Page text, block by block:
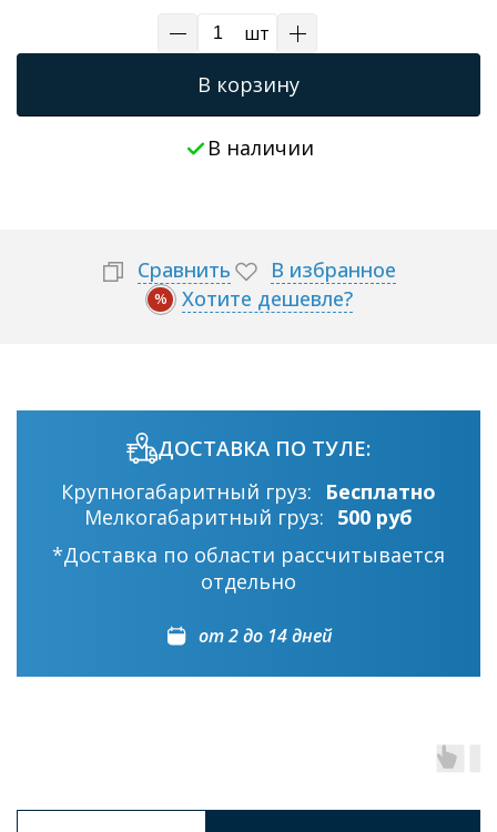
шт
В корзину
В наличии
Сравнить В избранное
% Хотите дешевле?
ДОСТАВКА ПО ТУЛЕ:
Крупногабаритный груз:
Бесплатно
Мелкогабаритный груз: 500 руб
*Доставка по области рассчитывается
отдельно
от 2 до 14 дней